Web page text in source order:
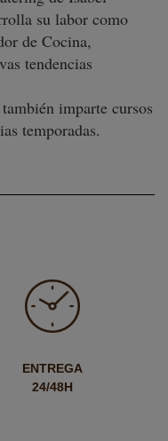
su labor como
de Cocina,
tendencias
imparte cursos
temporadas.
ENTREGA
24/48H